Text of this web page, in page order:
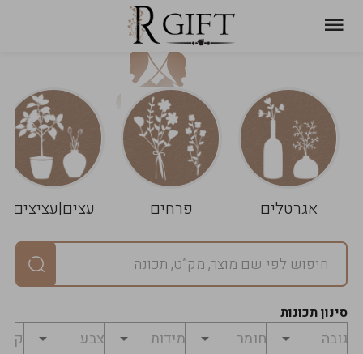
אגרטלים פרחים עצים|עציצים
סינון תכונות
עגלת
שלך
ניקוי
הסל
במארז
מחיר
לפני
₪0